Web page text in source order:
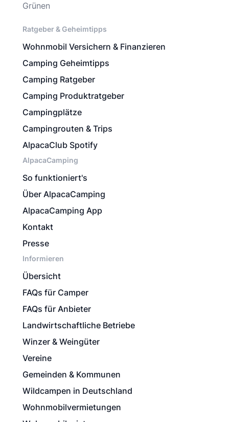
Grünen
Ratgeber & Geheimtipps
Wohnmobil Versichern & Finanzieren
Camping Geheimtipps
Camping Ratgeber
Camping Produktratgeber
Campingplätze
Campingrouten & Trips
AlpacaClub Spotify
AlpacaCamping
So funktioniert's
Über AlpacaCamping
AlpacaCamping App
Kontakt
Presse
Informieren
Übersicht
FAQs für Camper
FAQs für Anbieter
Landwirtschaftliche Betriebe
Winzer & Weingüter
Vereine
Gemeinden & Kommunen
Wildcampen in Deutschland
Wohnmobilvermietungen